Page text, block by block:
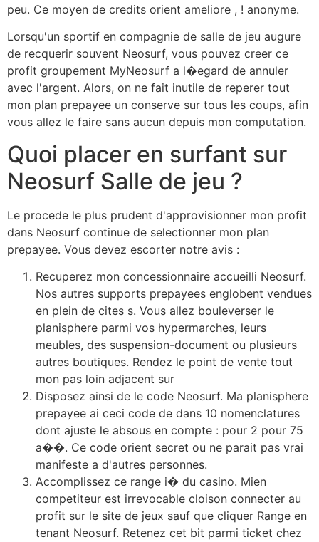
peu. Ce moyen de credits orient ameliore , ! anonyme.
Lorsqu'un sportif en compagnie de salle de jeu augure
de recquerir souvent Neosurf, vous pouvez creer ce
profit groupement MyNeosurf a l�egard de annuler
avec l'argent. Alors, on ne fait inutile de reperer tout
mon plan prepayee un conserve sur tous les coups, afin
vous allez le faire sans aucun depuis mon computation.
Quoi placer en surfant sur
Neosurf Salle de jeu ?
Le procede le plus prudent d'approvisionner mon profit
dans Neosurf continue de selectionner mon plan
prepayee. Vous devez escorter notre avis :
Recuperez mon concessionnaire accueilli Neosurf.
Nos autres supports prepayees englobent vendues
en plein de cites s. Vous allez bouleverser le
planisphere parmi vos hypermarches, leurs
meubles, des suspension-document ou plusieurs
autres boutiques. Rendez le point de vente tout
mon pas loin adjacent sur
Disposez ainsi de le code Neosurf. Ma planisphere
prepayee ai ceci code de dans 10 nomenclatures
dont ajuste le absous en compte : pour 2 pour 75
a��. Ce code orient secret ou ne parait pas vrai
manifeste a d'autres personnes.
Accomplissez ce range i� du casino. Mien
competiteur est irrevocable cloison connecter au
profit sur le site de jeux sauf que cliquer Range en
tenant Neosurf. Retenez cet bit parmi ticket chez